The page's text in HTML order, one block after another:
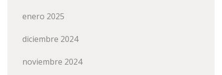
enero 2025
diciembre 2024
noviembre 2024